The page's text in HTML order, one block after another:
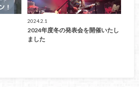
2024.2.1
2024年度冬の発表会を開催いたし
ました